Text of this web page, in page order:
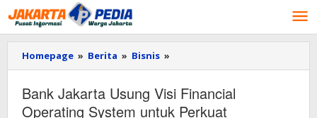
Lewati
ke
konten
Homepage » Berita » Bisnis »
Jakarta
Visi
Financial
Bank Jakarta Usung Visi Financial
Operating System untuk Perkuat